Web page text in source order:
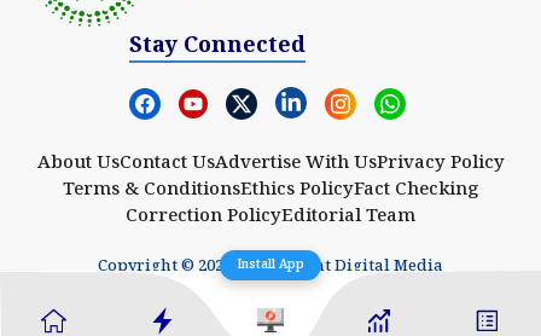
Stay Connected
About UsContact UsAdvertise With UsPrivacy Policy
Terms & ConditionsEthics PolicyFact Checking
Correction PolicyEditorial Team
Copyright © 2025 Banglahunt Digital Media
Install App